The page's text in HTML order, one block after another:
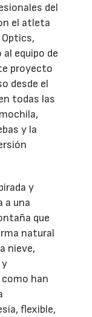
del
el atleta
equipo de
proyecto
desde el
todas las
y la
y
a una
que
natural
nieve,
han
flexible,